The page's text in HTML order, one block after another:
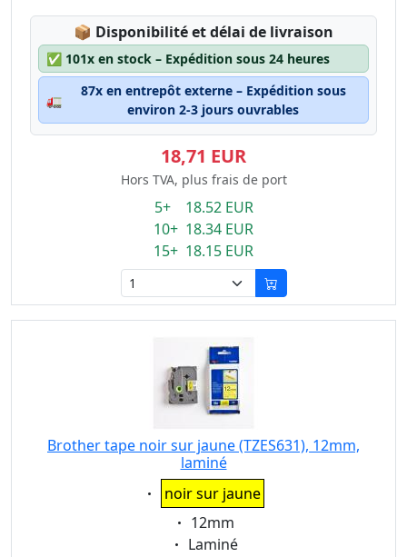
📦 Lagerstatus:
Disponibilité et délai de livraison
✅ 101x en stock – Expédition sous 24 heures
🚛
87x en entrepôt externe – Expédition sous
environ 2-3 jours ouvrables
18,71 EUR
Hors TVA, plus frais de port
5+ 18.52 EUR
10+ 18.34 EUR
15+ 18.15 EUR
Brother tape noir sur jaune (TZES631), 12mm,
laminé
Eigenschaft:
noir sur jaune
Eigenschaft:
12mm
Eigenschaft:
Laminé